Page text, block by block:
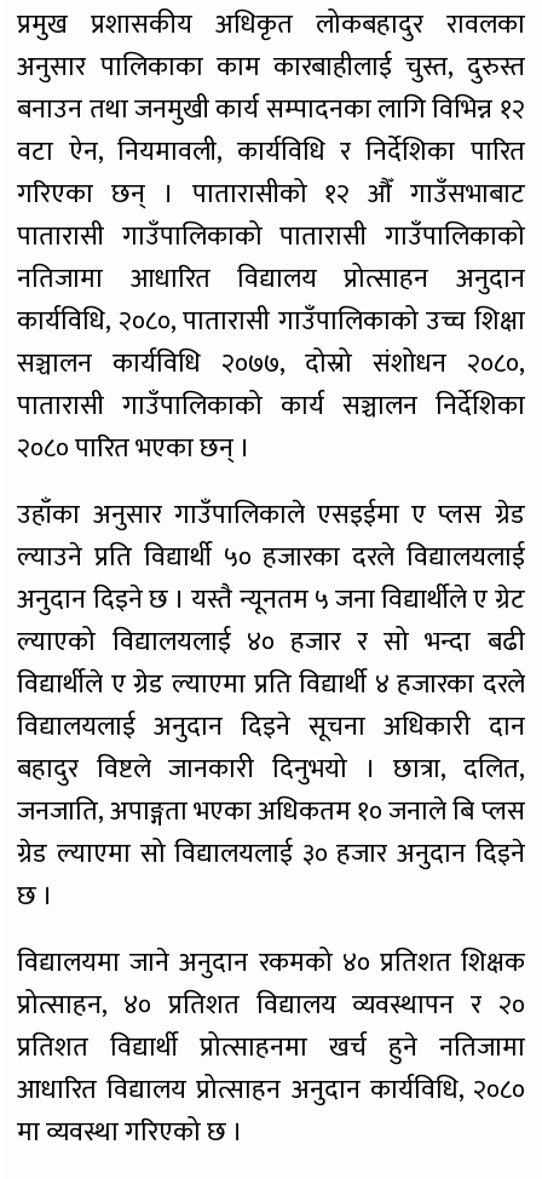
प्रमुख प्रशासकीय अधिकृत लोकबहादुर रावलका
अनुसार पालिकाका काम कारबाहीलाई चुस्त, दुरुस्त
बनाउन तथा जनमुखी कार्य सम्पादनका लागि विभिन्न १२
वटा ऐन, नियमावली, कार्यविधि र निर्देशिका पारित
गरिएका छन् । पातारासीको १२ औँ गाउँसभाबाट
पातारासी गाउँपालिकाको पातारासी गाउँपालिकाको
नतिजामा आधारित विद्यालय प्रोत्साहन अनुदान
कार्यविधि, २०८०, पातारासी गाउँपालिकाको उच्च शिक्षा
सञ्चालन कार्यविधि २०७७, दोस्रो संशोधन २०८०,
पातारासी गाउँपालिकाको कार्य सञ्चालन निर्देशिका
२०८० पारित भएका छन् ।
उहाँका अनुसार गाउँपालिकाले एसइईमा ए प्लस ग्रेड
ल्याउने प्रति विद्यार्थी ५० हजारका दरले विद्यालयलाई
अनुदान दिइने छ । यस्तै न्यूनतम ५ जना विद्यार्थीले ए ग्रेट
ल्याएको विद्यालयलाई ४० हजार र सो भन्दा बढी
विद्यार्थीले ए ग्रेड ल्याएमा प्रति विद्यार्थी ४ हजारका दरले
विद्यालयलाई अनुदान दिइने सूचना अधिकारी दान
बहादुर विष्टले जानकारी दिनुभयो । छात्रा, दलित,
जनजाति, अपाङ्गता भएका अधिकतम १० जनाले बि प्लस
ग्रेड ल्याएमा सो विद्यालयलाई ३० हजार अनुदान दिइने
छ ।
विद्यालयमा जाने अनुदान रकमको ४० प्रतिशत शिक्षक
प्रोत्साहन, ४० प्रतिशत विद्यालय व्यवस्थापन र २०
प्रतिशत विद्यार्थी प्रोत्साहनमा खर्च हुने नतिजामा
आधारित विद्यालय प्रोत्साहन अनुदान कार्यविधि, २०८०
मा व्यवस्था गरिएको छ ।